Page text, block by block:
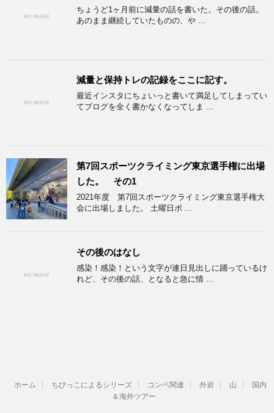
ちょうど1ヶ月前に減量の話を書いた。その後の話。
あのまま継続していたものの、や ...
減量と保持トレの記録をここに記す。
最近インスタにちょいっと書いて満足してしまってい
てブログを全く書かなくなってしま ...
第7回スポーツクライミング東京選手権に出場
した。 その1
2021年度 第7回スポーツクライミング東京選手権大
会に出場しました。 土曜日ボ ...
その後のはなし
感染！感染！という文字が連日見出しに踊っているけ
れど、その後の話、となると急に情 ...
ホーム ちびっこによるシリーズ コンペ関連 外岩 山
国内
＆海外ツアー